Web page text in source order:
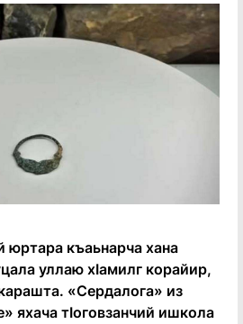
юртара къаьнарча хана
уллаю хӏамилг корайир,
«Сердалога» из
яхача тӏоговзанчий ишкола